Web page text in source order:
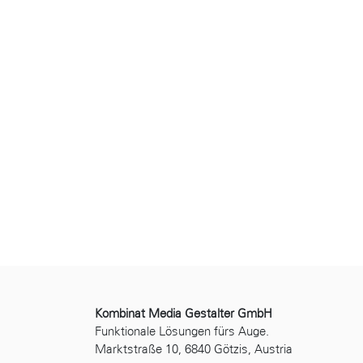
Kombinat Media Gestalter GmbH
Funktionale Lösungen fürs Auge.
Marktstraße 10, 6840 Götzis, Austria